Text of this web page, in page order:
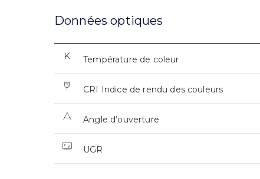
Données optiques
Température de coleur
CRI Indice de rendu des couleurs
Angle d’ouverture
UGR